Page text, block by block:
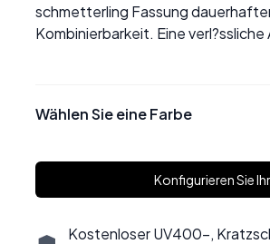
schmetterling Fassung
Kombinierbarkeit. Eine verl?ssliche
Wählen Sie eine Farbe
Konfigurieren Sie
Kostenloser UV400-,